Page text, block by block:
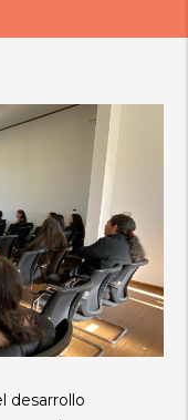
desarrollo